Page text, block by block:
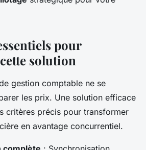
pour
solution
gestion comptable ne se
les prix. Une solution efficace
critères précis pour transformer
en avantage concurrentiel.